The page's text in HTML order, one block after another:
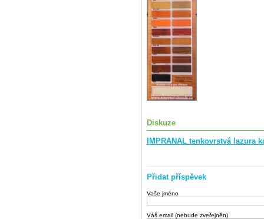
Diskuze
IMPRANAL tenkovrstvá lazura
Přidat příspěvek
Vaše jméno
Váš email (nebude zveřejněn)